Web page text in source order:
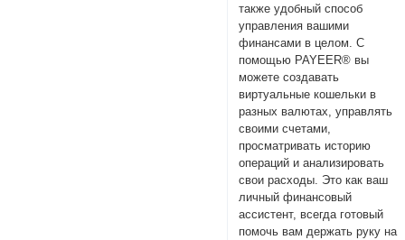
также удобный способ
управления вашими
финансами в целом. С
помощью PAYEER® вы
можете создавать
виртуальные кошельки в
разных валютах, управлять
своими счетами,
просматривать историю
операций и анализировать
свои расходы. Это как ваш
личный финансовый
ассистент, всегда готовый
помочь вам держать руку на